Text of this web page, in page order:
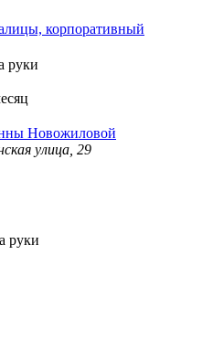
корпоративный
руки
Новожиловой
улица, 29
руки